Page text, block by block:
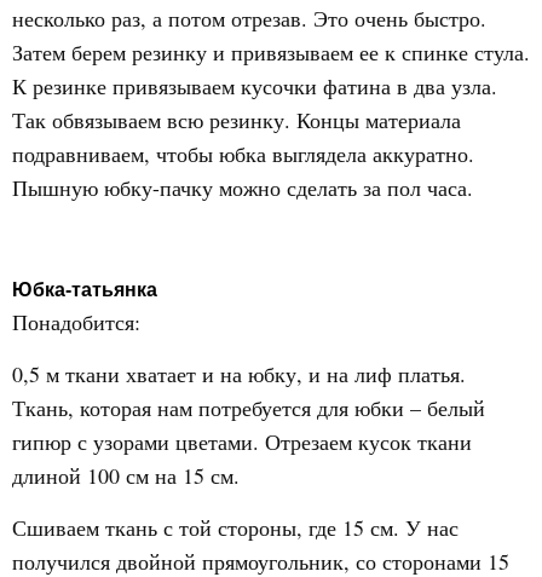
несколько раз, а потом отрезав. Это очень быстро.
Затем берем резинку и привязываем ее к спинке стула.
К резинке привязываем кусочки фатина в два узла.
Так обвязываем всю резинку. Концы материала
подравниваем, чтобы юбка выглядела аккуратно.
Пышную юбку-пачку можно сделать за пол часа.
Юбка-татьянка
Понадобится:
0,5 м ткани хватает и на юбку, и на лиф платья.
Ткань, которая нам потребуется для юбки – белый
гипюр с узорами цветами. Отрезаем кусок ткани
длиной 100 см на 15 см.
Сшиваем ткань с той стороны, где 15 см. У нас
получился двойной прямоугольник, со сторонами 15